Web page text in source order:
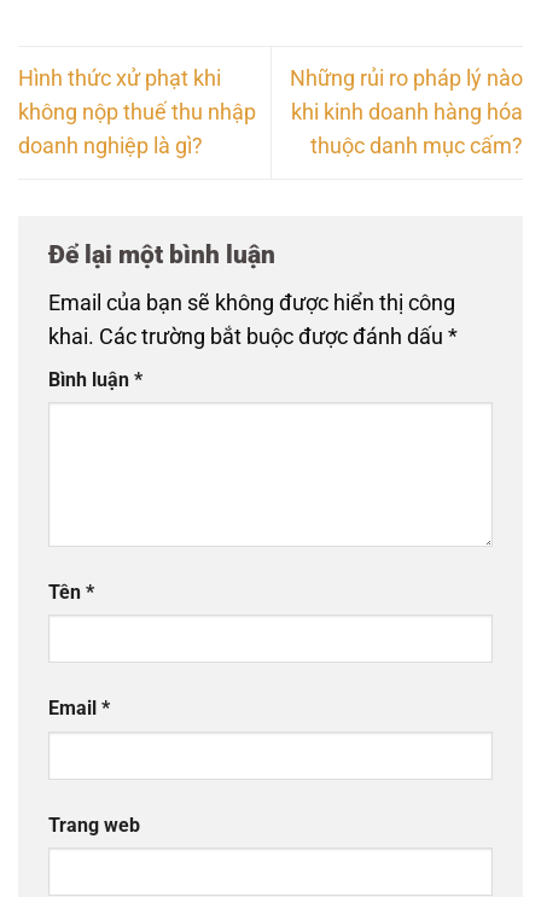
Hình thức xử phạt khi
không nộp thuế thu nhập
doanh nghiệp là gì?
Những rủi ro pháp lý nào
khi kinh doanh hàng hóa
thuộc danh mục cấm?
Để lại một bình luận
Email của bạn sẽ không được hiển thị công
khai. Các trường bắt buộc được đánh dấu *
Bình luận *
Tên *
Email *
Trang web